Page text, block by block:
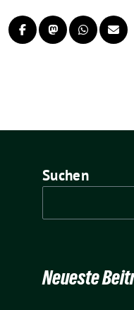
Suchen
Neueste